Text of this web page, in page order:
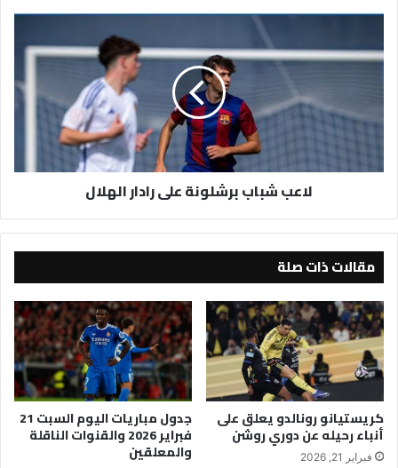
برشلونة
لاعب شباب برشلونة على رادار الهلال
مقالات ذات صلة
كريستيانو رونالدو يعلق على
أنباء رحيله عن دوري روشن
فبراير 21, 2026
جدول مباريات اليوم السبت 21
فبراير 2026 والقنوات الناقلة
والمعلقين